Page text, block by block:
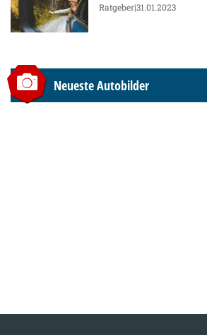
Ratgeber|31.01.2023
Neueste Autobilder